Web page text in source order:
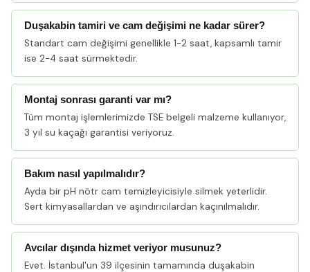
Duşakabin tamiri ve cam değişimi ne kadar sürer?
Standart cam değişimi genellikle 1-2 saat, kapsamlı tamir
ise 2-4 saat sürmektedir.
Montaj sonrası garanti var mı?
Tüm montaj işlemlerimizde TSE belgeli malzeme kullanıyor,
3 yıl su kaçağı garantisi veriyoruz.
Bakım nasıl yapılmalıdır?
Ayda bir pH nötr cam temizleyicisiyle silmek yeterlidir.
Sert kimyasallardan ve aşındırıcılardan kaçınılmalıdır.
Avcılar dışında hizmet veriyor musunuz?
Evet. İstanbul'un 39 ilçesinin tamamında duşakabin